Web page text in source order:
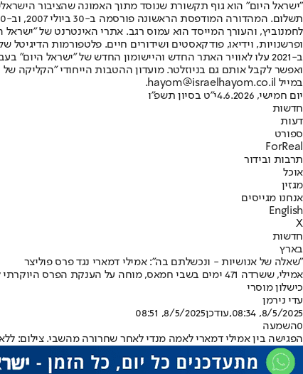
"ישראל היום" הוא גוף תקשורת שנוסד מתוך האמונה שהציבור
ופרשנויות, וידיאו, פודקאסטים ושידורים חיים. פלטפורמות הדיגיטל
ב-2021 עלו לאוויר האתר החדש והיישומון החדש של "ישראל
ואפשר לקבל אותם גם בניוזלטר. מועדון ההטבות הייחודי "הקליקה
במייל hayom@israelhayom.co.il.
יום חמישי, 4.6.2026
י"ט בסיון תשפ"ו
חדשות
דעות
ספורט
ForReal
תרבות ובידור
אוכל
מגזין
אנחנו מגייסים
English
X
חדשות
בארץ
"שאלה של אנושיות - ונכשלתם בה": אמילי דמארי נגד פרס פוליצר
אמילי, ששרדה 471 ימים בשבי חמאס, מוחה על הענקת
כישלון מוסרי
עדי נירמן
8/5/2025, 08:34
,עודכן8/5/2025, 08:51
0השמעה
הפגישה בין אמילי דמארי לאמה מנדי לאחר שחרורה מהשבי. צילום: